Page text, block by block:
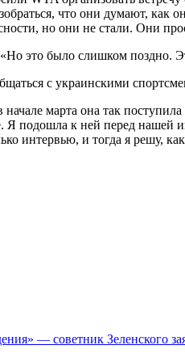
что они думают, как
но они не стали. Они
это было слишком
с украинскими
марта она так
подошла к ней перед нашей
интервью, и тогда я решу,
— советник Зеленского